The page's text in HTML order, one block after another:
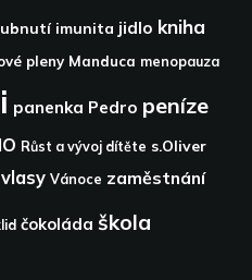
imunita jidlo kniha
pleny Manduca menopauza
panenka Pedro peníze
Růst a vývoj dítěte s.Oliver
vlasy Vánoce zaměstnání
čokoláda škola